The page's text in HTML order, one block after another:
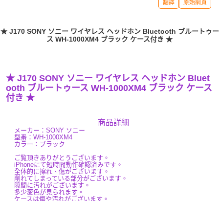
翻譯 原始網頁
★ J170 SONY ソニー ワイヤレス ヘッドホン Bluetooth ブルートゥー
ス WH-1000XM4 ブラック ケース付き ★
★ J170 SONY ソニー ワイヤレス ヘッドホン Bluet
ooth ブルートゥース WH-1000XM4 ブラック ケース
付き ★
商品詳細
メーカー：SONY ソニー
型番：WH-1000XM4
カラー：ブラック
ご覧頂きありがとうございます。
iPhoneにて短時間動作確認済みです。
全体的に擦れ、傷がございます。
削れてしまっている部分がございます。
隙間に汚れがございます。
多少変色が見られます。
ケースは傷や汚れがございます。